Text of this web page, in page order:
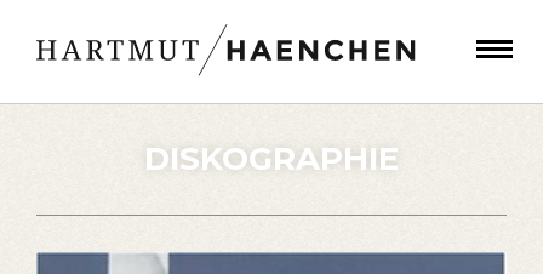
DISKOGRAPHIE